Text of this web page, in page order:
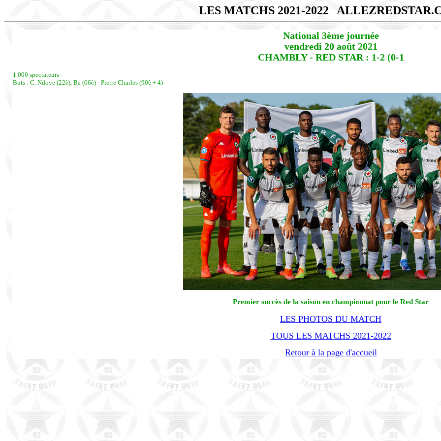
LES MATCHS 2021-2022
National 3ème journée
vendredi 20 août 2021
CHAMBLY - RED STAR : 1-2 (0-1
1 000 spectateurs -
Buts : C. Ndoye (22è), Ba (66è) - Pierre Charles (90è + 4)
Premier succès de la saison en championnat pour le Red Star
LES PHOTOS DU MATCH
TOUS LES MATCHS 2021-2022
Retour à la page d'accueil